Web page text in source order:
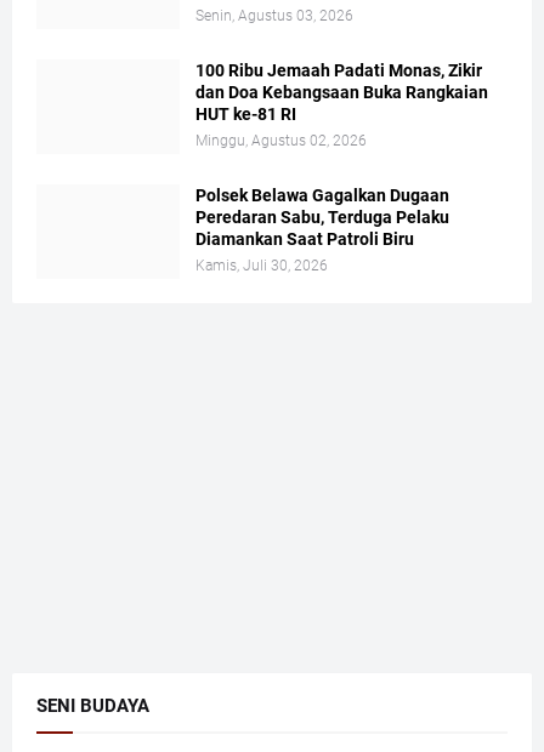
Senin, Agustus 03, 2026
100 Ribu Jemaah Padati Monas, Zikir
dan Doa Kebangsaan Buka Rangkaian
HUT ke-81 RI
Minggu, Agustus 02, 2026
Polsek Belawa Gagalkan Dugaan
Peredaran Sabu, Terduga Pelaku
Diamankan Saat Patroli Biru
Kamis, Juli 30, 2026
SENI BUDAYA